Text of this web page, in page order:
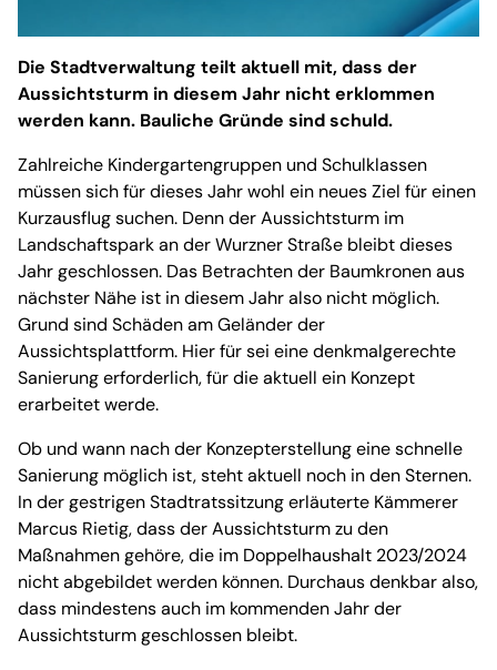
Die Stadtverwaltung teilt aktuell mit, dass der
Aussichtsturm in diesem Jahr nicht erklommen
werden kann. Bauliche Gründe sind schuld.
Zahlreiche Kindergartengruppen und Schulklassen
müssen sich für dieses Jahr wohl ein neues Ziel für einen
Kurzausflug suchen. Denn der Aussichtsturm im
Landschaftspark an der Wurzner Straße bleibt dieses
Jahr geschlossen. Das Betrachten der Baumkronen aus
nächster Nähe ist in diesem Jahr also nicht möglich.
Grund sind Schäden am Geländer der
Aussichtsplattform. Hier für sei eine denkmalgerechte
Sanierung erforderlich, für die aktuell ein Konzept
erarbeitet werde.
Ob und wann nach der Konzepterstellung eine schnelle
Sanierung möglich ist, steht aktuell noch in den Sternen.
In der gestrigen Stadtratssitzung erläuterte Kämmerer
Marcus Rietig, dass der Aussichtsturm zu den
Maßnahmen gehöre, die im Doppelhaushalt 2023/2024
nicht abgebildet werden können. Durchaus denkbar also,
dass mindestens auch im kommenden Jahr der
Aussichtsturm geschlossen bleibt.